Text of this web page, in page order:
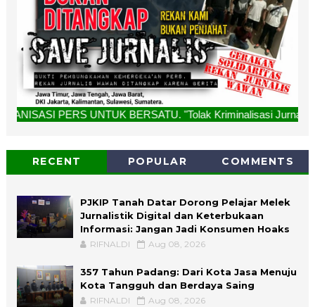
UNTUK BERSATU. "Tolak Kriminalisasi Jurnalis, Rekan Kami
RECENT POPULAR COMMENTS
PJKIP Tanah Datar Dorong Pelajar Melek
Jurnalistik Digital dan Keterbukaan
Informasi: Jangan Jadi Konsumen Hoaks
RIFNALDI Aug 08, 2026
357 Tahun Padang: Dari Kota Jasa Menuju
Kota Tangguh dan Berdaya Saing
RIFNALDI Aug 08, 2026